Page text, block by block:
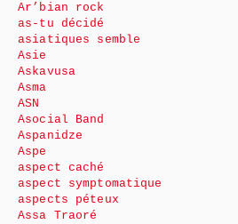
Ar’bian rock
as-tu décidé
asiatiques semble
Asie
Askavusa
Asma
ASN
Asocial Band
Aspanidze
Aspe
aspect caché
aspect symptomatique
aspects péteux
Assa Traoré